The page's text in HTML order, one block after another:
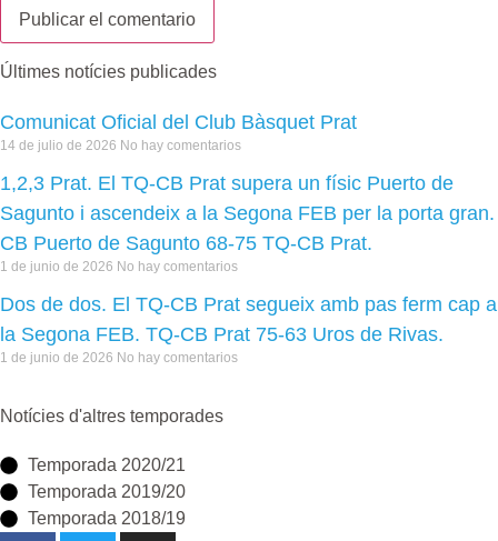
Últimes notícies publicades
Comunicat Oficial del Club Bàsquet Prat
14 de julio de 2026 No hay comentarios
1,2,3 Prat. El TQ-CB Prat supera un físic Puerto de
Sagunto i ascendeix a la Segona FEB per la porta gran.
CB Puerto de Sagunto 68-75 TQ-CB Prat.
1 de junio de 2026 No hay comentarios
Dos de dos. El TQ-CB Prat segueix amb pas ferm cap a
la Segona FEB. TQ-CB Prat 75-63 Uros de Rivas.
1 de junio de 2026 No hay comentarios
Notícies d'altres temporades
Temporada 2020/21
Temporada 2019/20
Temporada 2018/19